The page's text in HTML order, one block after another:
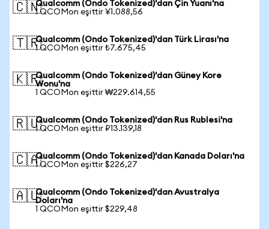
🇨🇳Qualcomm (Ondo Tokenized)'dan Çin Yuanı'na
1 QCOMon eşittir ¥1.088,56
🇹🇷Qualcomm (Ondo Tokenized)'dan Türk Lirası'na
1 QCOMon eşittir ₺7.675,45
🇰🇷Qualcomm (Ondo Tokenized)'dan Güney Kore
Wonu'na
1 QCOMon eşittir ₩229.614,55
🇷🇺Qualcomm (Ondo Tokenized)'dan Rus Rublesi'na
1 QCOMon eşittir ₽13.139,18
🇨🇦Qualcomm (Ondo Tokenized)'dan Kanada Doları'na
1 QCOMon eşittir $226,27
🇦🇺Qualcomm (Ondo Tokenized)'dan Avustralya
Doları'na
1 QCOMon eşittir $229,48